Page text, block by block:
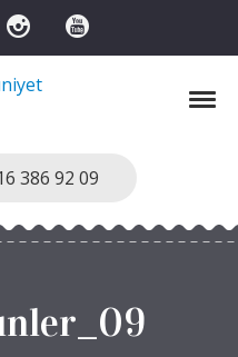
Kıyafetleri
386 92 09